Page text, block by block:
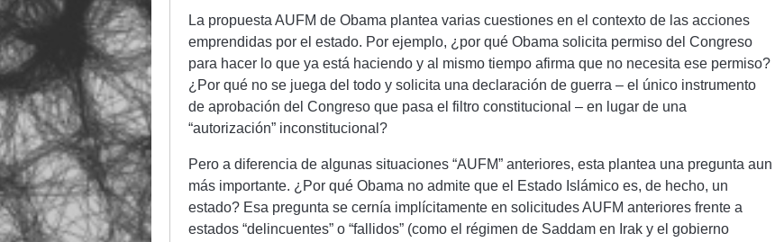
La propuesta AUFM de Obama plantea varias cuestiones en el contexto de las acciones
emprendidas por el estado. Por ejemplo, ¿por qué Obama solicita permiso del Congreso
para hacer lo que ya está haciendo y al mismo tiempo afirma que no necesita ese permiso?
¿Por qué no se juega del todo y solicita una declaración de guerra – el único instrumento
de aprobación del Congreso que pasa el filtro constitucional – en lugar de una
“autorización” inconstitucional?
Pero a diferencia de algunas situaciones “AUFM” anteriores, esta plantea una pregunta aun
más importante. ¿Por qué Obama no admite que el Estado Islámico es, de hecho, un
estado? Esa pregunta se cernía implícitamente en solicitudes AUFM anteriores frente a
estados “delincuentes” o “fallidos” (como el régimen de Saddam en Irak y el gobierno